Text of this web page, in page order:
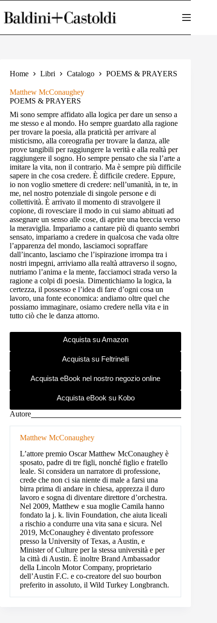
al
contenuto
Home Libri Catalogo POEMS & PRAYERS
Matthew McConaughey
POEMS & PRAYERS
Mi sono sempre affidato alla logica per dare un senso a
me stesso e al mondo. Ho sempre guardato alla ragione
per trovare la poesia, alla praticità per arrivare al
misticismo, alla coreografia per trovare la danza, alle
prove tangibili per raggiungere la verità e alla realtà per
raggiungere il sogno. Ho sempre pensato che sia l’arte a
imitare la vita, non il contrario. Ma è sempre più difficile
sapere in che cosa credere. È difficile credere. Eppure,
io non voglio smettere di credere: nell’umanità, in te, in
me, nel nostro potenziale di singole persone e di
collettività. È arrivato il momento di stravolgere il
copione, di rovesciare il modo in cui siamo abituati ad
assegnare un senso alle cose, di aprire una breccia verso
la meraviglia. Impariamo a cantare più di quanto sembri
sensato, impariamo a credere in qualcosa che vada oltre
l’apparenza del mondo, lasciamoci sopraffare
dall’incanto, lasciamo che l’ispirazione irrompa tra i
nostri impegni, arriviamo alla realtà attraverso il sogno,
nutriamo l’anima e la mente, facciamoci strada verso la
ragione a colpi di poesia. Dimentichiamo la logica, la
certezza, il possesso e l’idea di fare d’ogni cosa un
lavoro, una fonte economica: andiamo oltre quel che
possiamo immaginare, osiamo credere nella vita e in
tutto ciò che le danza attorno.
Acquista su Amazon
Acquista su Feltrinelli
Acquista eBook nel nostro negozio online
Acquista eBook su Kobo
Autore
Matthew McConaughey
L’attore premio Oscar Matthew McConaughey è
sposato, padre di tre figli, nonché figlio e fratello
leale. Si considera un narratore di professione,
crede che non ci sia niente di male a farsi una
birra prima di andare in chiesa, apprezza il duro
lavoro e sogna di diventare direttore d’orchestra.
Nel 2009, Matthew e sua moglie Camila hanno
fondato la j. k. livin Foundation, che aiuta liceali
a rischio a condurre una vita sana e sicura. Nel
2019, McConaughey è diventato professore
presso la University of Texas, a Austin, e
Minister of Culture per la stessa università e per
la città di Austin. È inoltre Brand Ambassador
della Lincoln Motor Company, proprietario
dell’Austin F.C. e co-creatore del suo bourbon
preferito in assoluto, il Wild Turkey Longbranch.